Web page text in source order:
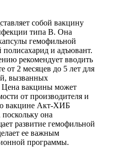
собой вакцину
типа В. Она
гемофильной
полисахарид и адъювант.
рекомендует вводить
от 2 месяцев до 5 лет для
вызванных
Цена вакцины может
от производителя и
вакцине Акт-ХИБ
она
развитие гемофильной
ее важным
программы.